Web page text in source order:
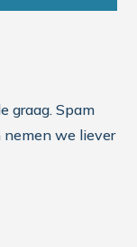
graag. Spam
nemen we liever